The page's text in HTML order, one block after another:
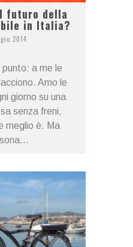
futuro della
in Italia?
2014
punto: a me le
Amo le
giorno su una
senza freni,
meglio è. Ma